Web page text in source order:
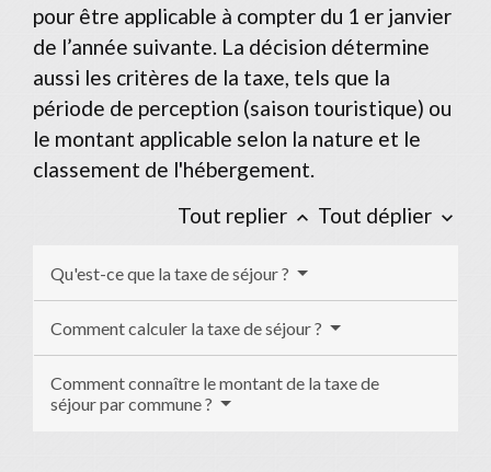
pour être applicable à compter du 1 er janvier
de l’année suivante. La décision détermine
aussi les critères de la taxe, tels que la
période de perception (saison touristique) ou
le montant applicable selon la nature et le
classement de l'hébergement.
Tout replier keyboard_arrow_up Tout déplier keyboard_arrow_down
Qu'est-ce que la taxe de séjour ?
Comment calculer la taxe de séjour ?
Comment connaître le montant de la taxe de
séjour par commune ?